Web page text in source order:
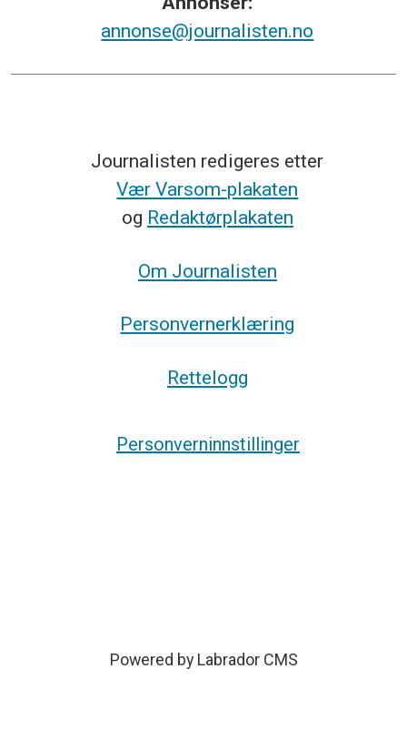
annonse@journalisten.no
Journalisten redigeres etter
Vær Varsom-plakaten
og Redaktørplakaten
Om Journalisten
Personvernerklæring
Rettelogg
Personverninnstillinger
Powered by Labrador CMS